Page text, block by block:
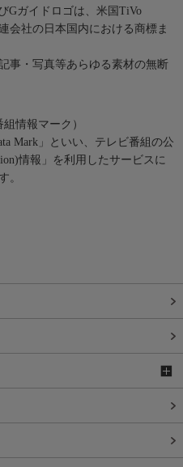
Gガイドロゴは、米国TiVo
会社の日本国内における商標ま
事・写真等あらゆる素材の無断
情報マーク）
Mark」といい、テレビ番組の公
情報」を利用したサービスに
。